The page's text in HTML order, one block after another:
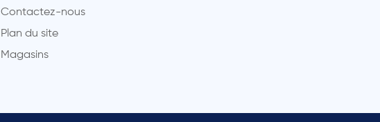
Contactez-nous
Plan du site
Magasins